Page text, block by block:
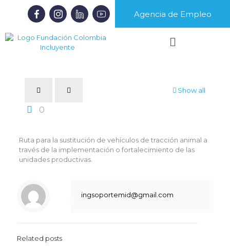
Agencia de Empleo
Show all
0
Ruta para la sustitución de vehículos de tracción animal a
través de la implementación o fortalecimiento de las
unidades productivas.
ingsoportemid@gmail.com
Related posts